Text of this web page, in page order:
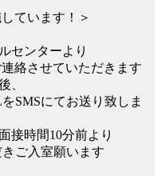
ています！＞
センターより
絡させていただきます
、
SMSにてお送り致しま
接時間10分前より
ご入室願います